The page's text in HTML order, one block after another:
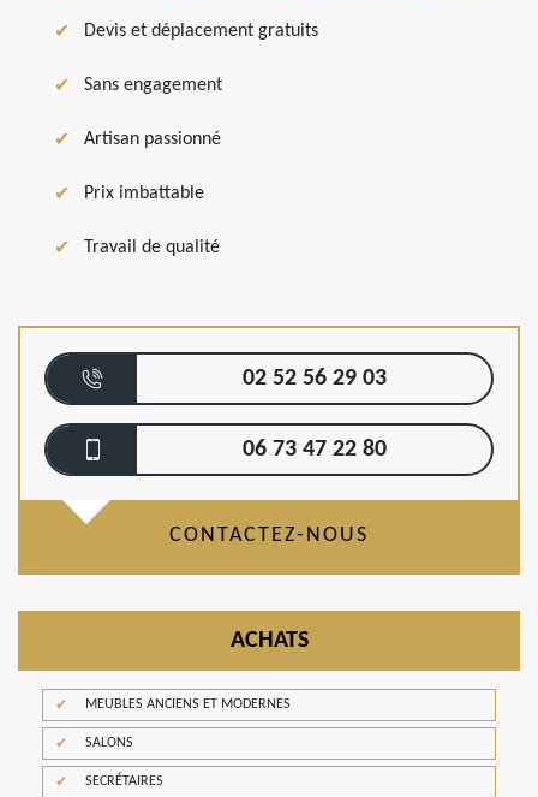
Devis et déplacement gratuits
Sans engagement
Artisan passionné
Prix imbattable
Travail de qualité
02 52 56 29 03
06 73 47 22 80
CONTACTEZ-NOUS
ACHATS
MEUBLES ANCIENS ET MODERNES
SALONS
SECRÉTAIRES